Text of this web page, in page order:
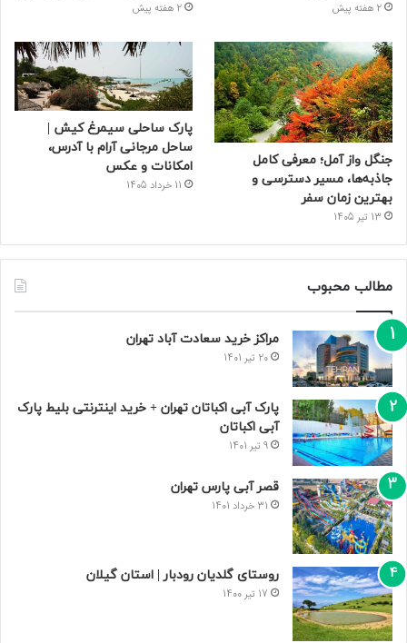
2 هفته پیش 2 هفته پیش
جنگل واز آمل؛ معرفی کامل
جاذبه‌ها، مسیر دسترسی و
بهترین زمان سفر
13 تیر 1405
پارک ساحلی سیمرغ کیش |
ساحل مرجانی آرام با آدرس،
امکانات و عکس
11 خرداد 1405
مطالب محبوب
مراکز خرید سعادت‌ آباد تهران
20 تیر 1401
پارک آبی اکباتان تهران + خرید اینترنتی بلیط پارک
آبی اکباتان
9 تیر 1401
قصر آبی پارس تهران
31 خرداد 1401
روستای گلدیان رودبار | استان گیلان
17 تیر 1400